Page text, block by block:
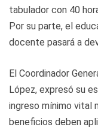
tabulador con 40
Por su parte, el
docente pasará a
El Coordinador
López, expresó su
ingreso mínimo vital
beneficios deben